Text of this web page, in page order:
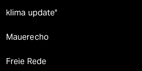
klima update°
Mauerecho
Freie Rede